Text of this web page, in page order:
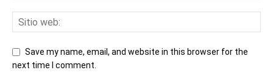
Save my name, email, and website in this browser for the
next time I comment.